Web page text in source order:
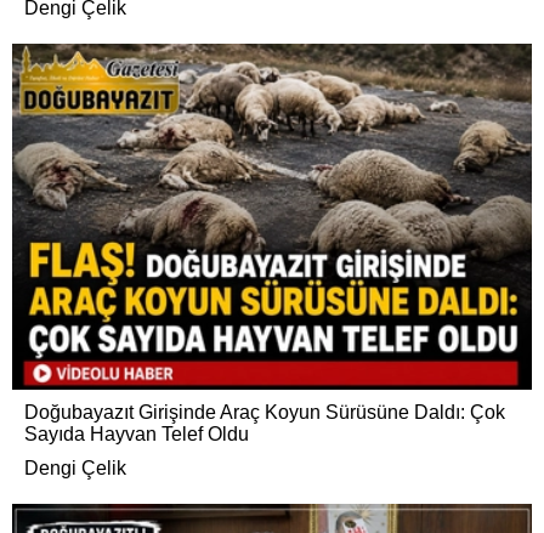
Dengi Çelik
Doğubayazıt Girişinde Araç Koyun Sürüsüne Daldı: Çok
Sayıda Hayvan Telef Oldu
Dengi Çelik